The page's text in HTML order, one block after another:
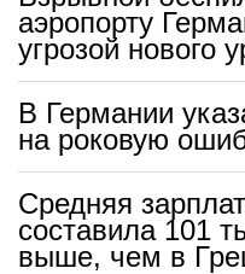
аэропорту
угрозой нового
В Германии
на роковую
Средняя
составила 101
выше, чем в